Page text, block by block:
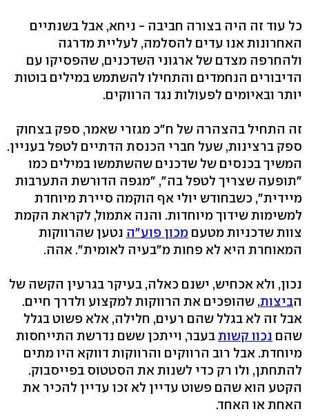
כל עוד זה היה בצורה חביבה - ניחא, אבל בשנתיים
האחרונות אנו עדים להסלמה, לעליית מדרגה
ולהחרפה מצדם של ארגוני השדכנים, שהפסיקו עם
הדיבורים הנחמדים והתחילו להשתמש במילים בוטות
יותר ובאיומים לפעולות נגד הרווקים.
זה התחיל בהצהרה של ח"כ מגזרי שאמר, ספק בצחוק
ספק ברצינות, שעל חברי הכנסת הדתיים לטפל בעניין.
המשיך בכנסים של שדכנים שהשתמשו במילים כמו
"תופעה שצריך לטפל בה", "מגפה הדורשת התערבות
מיידית", כשבחודש יולי אף הוקמה סיירת מיוחדת
למשימות שידוך מיוחדות. והנה אתמול, לקראת הקמת
צוות שדכניות מטעם מכון פוע"ה נטען שהרווקות
המאוחרת היא לא פחות מ"בעיה לאומית". אהה.
נכון, ולא אכחיש, ישנם כאלה, בעיקר בגרעין הקשה של
הביצות, שהופכים את הרווקות למקצוע ולדרך חיים.
אבל זה לא בגלל שהם רעים, חלילה, אלא פשוט בגלל
שהם נכוו קשותבעבר, וייתכן ששם נדרשת התייחסות
מיוחדת. אבל רוב הרווקים והרווקות דווקא היו מתים
להתחתן, ולו רק כדי לשנות את הסטטוס בפייסבוק.
הקטע הוא שהם פשוט עדיין לא זכו עדיין להכיר את
האחת או האחד.